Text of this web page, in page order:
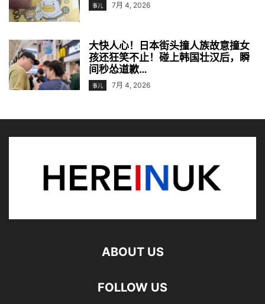
事儿 7月 4, 2026
大快人心！日本街头撞人族故意撞女
孩还狂笑不止！碰上韩国壮汉后，瞬
间秒怂道歉…
事儿 7月 4, 2026
ABOUT US
FOLLOW US